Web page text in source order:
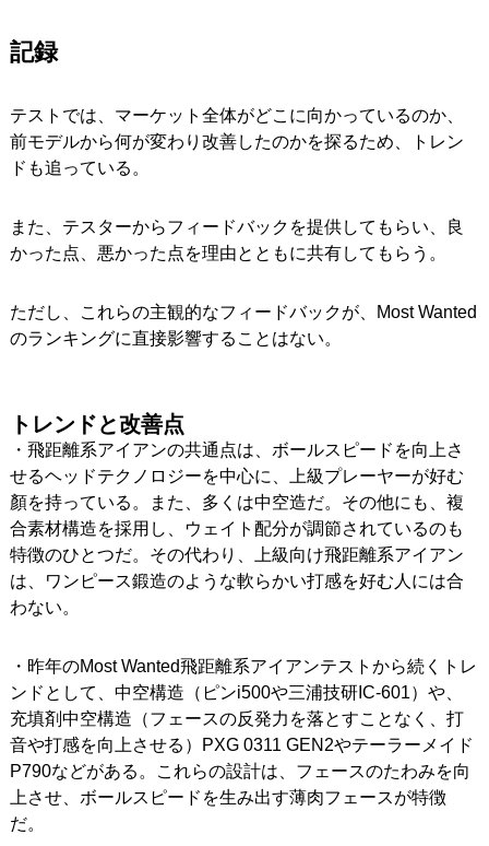
記録
テストでは、マーケット全体がどこに向かっているのか、
前モデルから何が変わり改善したのかを探るため、トレン
ドも追っている。
また、テスターからフィードバックを提供してもらい、良
かった点、悪かった点を理由とともに共有してもらう。
ただし、これらの主観的なフィードバックが、Most Wanted
のランキングに直接影響することはない。
トレンドと改善点
・飛距離系アイアンの共通点は、ボールスピードを向上さ
せるヘッドテクノロジーを中心に、上級プレーヤーが好む
顏を持っている。また、多くは中空造だ。その他にも、複
合素材構造を採用し、ウェイト配分が調節されているのも
特徴のひとつだ。その代わり、上級向け飛距離系アイアン
は、ワンピース鍛造のような軟らかい打感を好む人には合
わない。
・昨年のMost Wanted飛距離系アイアンテストから続くトレ
ンドとして、中空構造（ピンi500や三浦技研IC-601）や、
充填剤中空構造（フェースの反発力を落とすことなく、打
音や打感を向上させる）PXG 0311 GEN2やテーラーメイド
P790などがある。これらの設計は、フェースのたわみを向
上させ、ボールスピードを生み出す薄肉フェースが特徴
だ。